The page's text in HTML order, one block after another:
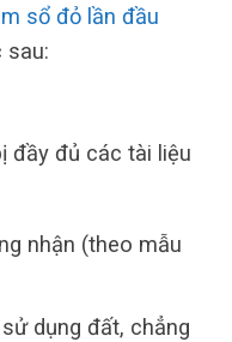
sổ đỏ lần đầu
sau:
đầy đủ các tài liệu
nhận (theo mẫu
dụng đất, chẳng